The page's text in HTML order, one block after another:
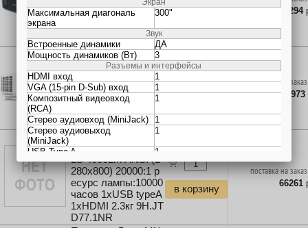
ресурс лампы:5000
часов 1xUSB typeA
1xHDMI 2.8кг MR.J
X6CD.001
50294
Проектор Benq MH
560 DLP 3800Lm L
S (1920x1080) 2000
0:1 ресурс лампы:6
000часов 2xHDMI
R
поставка на
104973
Проектор Benq MW
560C DLP 4000Lm
LS 4000Lm ANSI (1
280x800) 20000:1 р
есурс лампы:10000
часов 1xUSB typeA
1xHDMI 2.3кг 9H.JT
D77.1NR
в корзину
поставка на
66261